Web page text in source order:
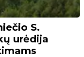
S.
urėdija